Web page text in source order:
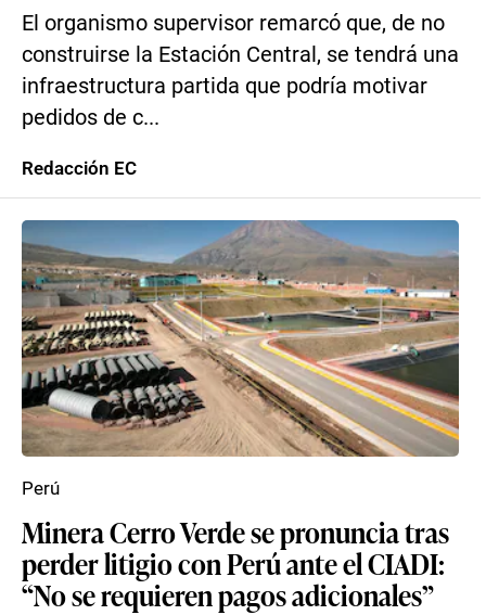
El organismo supervisor remarcó que, de no
construirse la Estación Central, se tendrá una
infraestructura partida que podría motivar
pedidos de c...
Redacción EC
Minera Cerro Verde se pronuncia tras
perder litigio con Perú ante el CIADI:
“No se requieren pagos adicionales”
Perú